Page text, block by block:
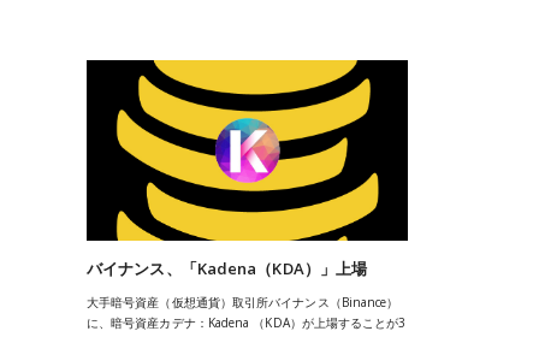
バイナンス、「Kadena（KDA）」上場
大手暗号資産（仮想通貨）取引所バイナンス（Binance）
に、暗号資産カデナ：Kadena （KDA）が上場することが3